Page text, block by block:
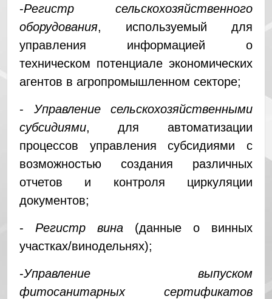
-Регистр сельскохозяйственного
оборудования, используемый для
управления информацией о
техническом потенциале экономических
агентов в агропромышленном секторе;
- Управление сельскохозяйственными
субсидиями, для автоматизации
процессов управления субсидиями с
возможностью создания различных
отчетов и контроля циркуляции
документов;
- Регистр вина(данные о винных
участках/винодельнях);
-Управление выпуском
фитосанитарных сертификатов